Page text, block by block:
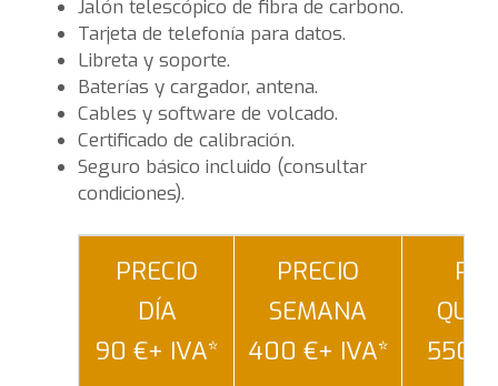
Jalón telescópico de fibra de carbono.
Tarjeta de telefonía para datos.
Libreta y soporte.
Baterías y cargador, antena.
Cables y software de volcado.
Certificado de calibración.
Seguro básico incluido (consultar
condiciones).
PRECIO
DÍA
90 €+ IVA*
PRECIO
SEMANA
400 €+ IVA*
550